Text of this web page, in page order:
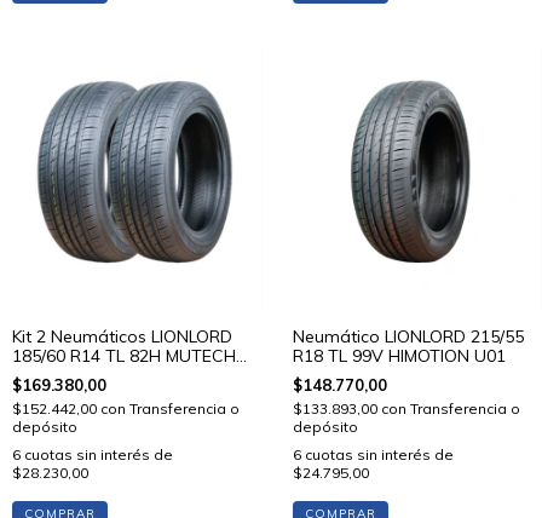
Kit 2 Neumáticos LIONLORD
185/60 R14 TL 82H MUTECH
H01
$169.380,00
$152.442,00 con Transferencia o
depósito
6 cuotas sin interés de
$28.230,00
COMPRAR
Neumático LIONLORD 215/55
R18 TL 99V HIMOTION U01
$148.770,00
$133.893,00 con Transferencia o
depósito
6 cuotas sin interés de
$24.795,00
COMPRAR